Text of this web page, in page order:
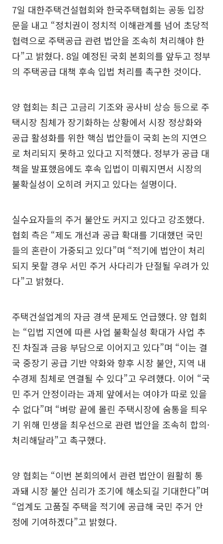
7일 대한주택건설협회와 한국주택협회는 공동 입장
문을 내고 “정치권이 정치적 이해관계를 넘어 초당적
협력으로 주택공급 관련 법안을 조속히 처리해야 한
다”고 밝혔다. 8일 예정된 국회 본회의를 앞두고 정부
의 주택공급 대책 후속 입법 처리를 촉구한 것이다.
양 협회는 최근 고금리 기조와 공사비 상승 등으로 주
택시장 침체가 장기화하는 상황에서 시장 정상화와
공급 활성화를 위한 핵심 법안들이 국회 논의 지연으
로 처리되지 못하고 있다고 지적했다. 정부가 공급 대
책을 발표했음에도 후속 입법이 미뤄지면서 시장의
불확실성이 오히려 커지고 있다는 설명이다.
실수요자들의 주거 불안도 커지고 있다고 강조했다.
협회 측은 “제도 개선과 공급 확대를 기대했던 국민
들의 혼란이 가중되고 있다”며 “적기에 법안이 처리
되지 못할 경우 서민 주거 사다리가 단절될 우려가 있
다”고 밝혔다.
주택건설업계의 자금 경색 문제도 언급했다. 양 협회
는 “입법 지연에 따른 사업 불확실성 확대가 사업 추
진 차질과 금융 부담으로 이어지고 있다”며 “이는 결
국 중장기 공급 기반 약화와 향후 시장 불안, 지역 내
수경제 침체로 연결될 수 있다”고 우려했다. 이어 “국
민 주거 안정이라는 과제 앞에서는 여야가 따로 있을
수 없다”며 “벼랑 끝에 몰린 주택시장에 숨통을 틔우
기 위해 민생을 최우선으로 관련 법안을 조속히 합의·
처리해달라”고 촉구했다.
양 협회는 “이번 본회의에서 관련 법안이 원활히 통
과돼 시장 불안 심리가 조기에 해소되길 기대한다”며
“업계도 고품질 주택을 적기에 공급해 국민 주거 안
정에 기여하겠다”고 밝혔다.